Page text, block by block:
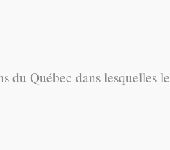
du Québec dans lesquelles le